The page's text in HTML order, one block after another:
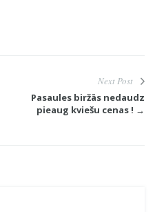
Next Post
Pasaules biržās nedaudz
pieaug kviešu cenas ! →